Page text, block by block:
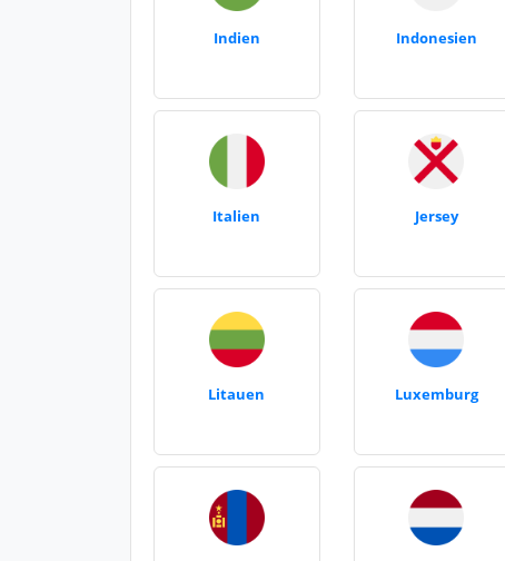
Indien Indonesien
Italien Jersey
Litauen Luxemburg